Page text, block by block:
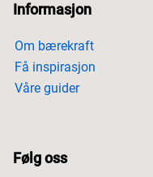
Informasjon
Om bærekraft
Få inspirasjon
Våre guider
Følg oss